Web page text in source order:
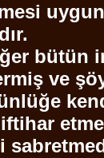
bütün
ve